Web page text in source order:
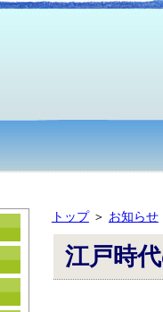
トップ＞ お知らせ
江戸時